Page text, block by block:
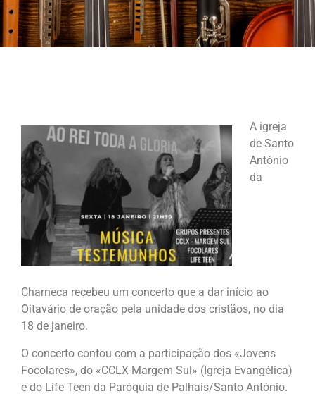
A igreja
de Santo
António
da
Charneca recebeu um concerto que a dar início ao
Oitavário de oração pela unidade dos cristãos, no dia
18 de janeiro.
O concerto contou com a participação dos «Jovens
Focolares», do «CCLX-Margem Sul» (Igreja Evangélica)
e do Life Teen da Paróquia de Palhais/Santo António.